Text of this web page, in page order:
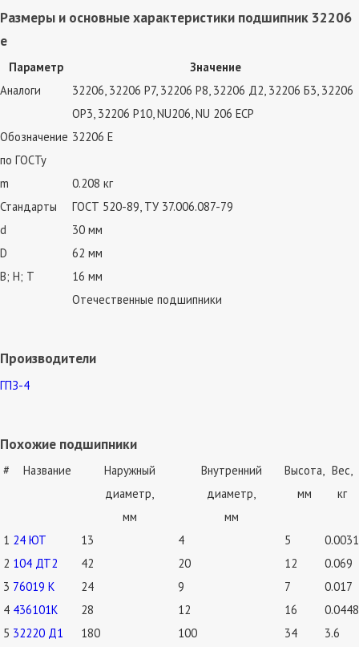
Размеры и основные характеристики подшипник 32206
е
Параметр
Значение
Аналоги
32206, 32206 Р7, 32206 Р8, 32206 Д2, 32206 Б3, 32206
ОР3, 32206 Р10, NU206, NU 206 ECP
Обозначение
по ГОСТу
32206 Е
m
0.208 кг
Стандарты
ГОСТ 520-89, ТУ 37.006.087-79
d
30 мм
D
62 мм
В; Н; Т
16 мм
Отечественные подшипники
Производители
ГПЗ-4
Похожие подшипники
# Название
Наружный
диаметр,
мм
Внутренний
диаметр,
мм
Высота,
мм
Вес,
кг
1 24 ЮТ 13 4 5
0.0031
2 104 ДТ2 42 20 12
0.069
3 76019 К 24 9 7
0.017
4 436101К 28 12 16
0.0448
5 32220 Д1 180 100 34
3.6